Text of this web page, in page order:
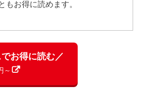
もお得に読めます。
お得に読む／
～